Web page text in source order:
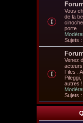
Vous
de la
porte.
Sujets :
Venez
Files :
autres !
Sujets :